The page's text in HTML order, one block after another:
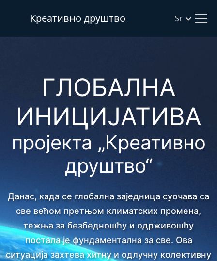
Креативно друштво Sr
ГЛОБАЛНА
ИНИЦИЈАТИВА
пројекта „Креативно
друштво“
Данас, када се глобална заједница суочава са
све већом претњом климатских промена,
тежња за безбедношћу и одрживошћу
постала је фундаментална за све. Ова
ситуација захтева хитну и одлучну колективну